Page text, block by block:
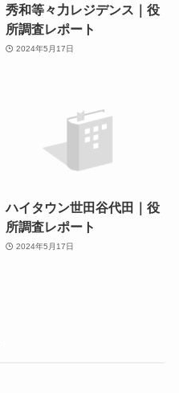
秀和等々力レジデンス｜役
所調査レポート
2024年5月17日
ハイタウン世田谷代田｜役
所調査レポート
2024年5月17日